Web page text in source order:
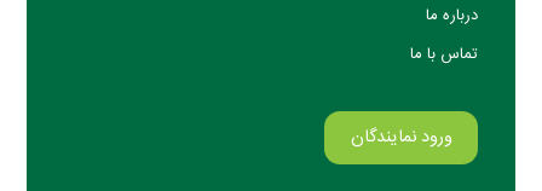
درباره ما
تماس با ما
ورود نمایندگان